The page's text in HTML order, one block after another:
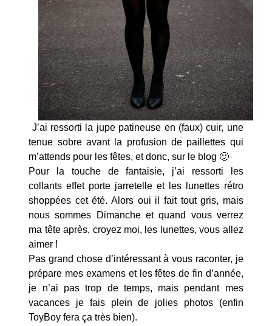
J’ai ressorti la jupe patineuse en (faux) cuir, une
tenue sobre avant la profusion de paillettes qui
m’attends pour les fêtes, et donc, sur le blog 🙂
Pour la touche de fantaisie, j’ai ressorti les
collants effet porte jarretelle et les lunettes rétro
shoppées cet été. Alors oui il fait tout gris, mais
nous sommes Dimanche et quand vous verrez
ma tête après, croyez moi, les lunettes, vous allez
aimer !
Pas grand chose d’intéressant à vous raconter, je
prépare mes examens et les fêtes de fin d’année,
je n’ai pas trop de temps, mais pendant mes
vacances je fais plein de jolies photos (enfin
ToyBoy fera ça très bien).